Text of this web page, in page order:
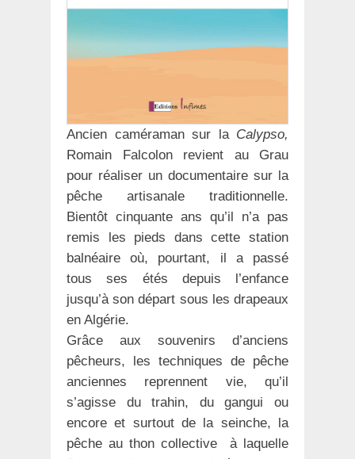
Ancien caméraman sur la Calypso,
Romain Falcolon revient au Grau
pour réaliser un documentaire sur la
pêche artisanale traditionnelle.
Bientôt cinquante ans qu’il n’a pas
remis les pieds dans cette station
balnéaire où, pourtant, il a passé
tous ses étés depuis l’enfance
jusqu’à son départ sous les drapeaux
en Algérie.
Grâce aux souvenirs d’anciens
pêcheurs, les techniques de pêche
anciennes reprennent vie, qu’il
s’agisse du trahin, du gangui ou
encore et surtout de la seinche, la
pêche au thon collective à laquelle